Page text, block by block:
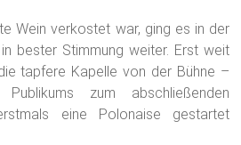
zum abschließenden
eine Polonaise gestartet
mit Musik wurde Burkhard
des MV Hörstein ernannt